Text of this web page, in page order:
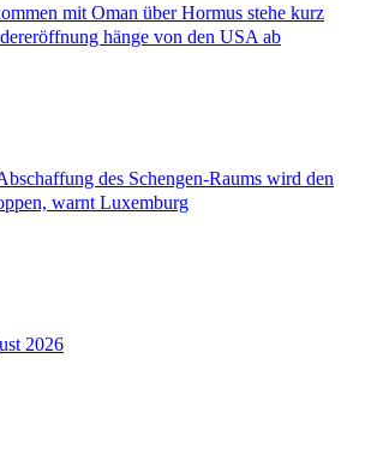
mit Oman über Hormus stehe kurz
hänge von den USA ab
des Schengen-Raums wird den
warnt Luxemburg
2026